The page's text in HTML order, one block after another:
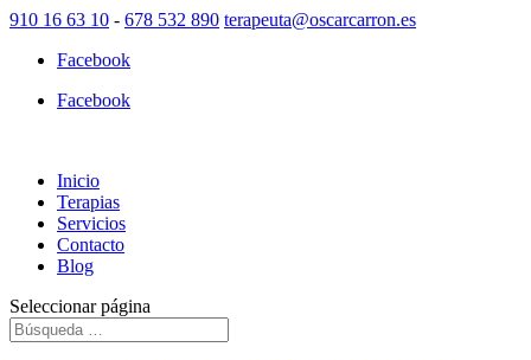
910 16 63 10 - 678 532 890 terapeuta@oscarcarron.es
Facebook
Facebook
Inicio
Terapias
Servicios
Contacto
Blog
Seleccionar página